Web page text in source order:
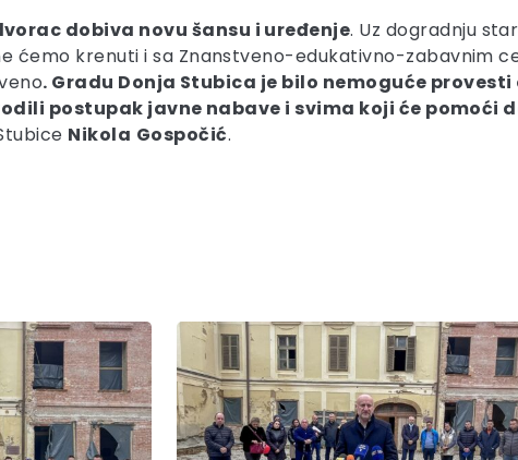
dobiva novu šansu i uređenje. Uz dogradnju
ćemo krenuti i sa Znanstveno-edukativno-zabavnim
. Gradu Donja Stubica je bilo nemoguće
postupak javne nabave i svima koji će pomoći
Nikola Gospočić.